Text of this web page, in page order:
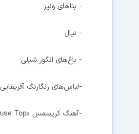
- بناهای ونیز
- نپال
- باغ‌های انگور شیلی
-لباس‌های رنگارنگ آفریقایی
-آهنگ کریسمس «Up on the House Top»